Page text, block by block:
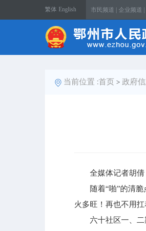
繁体 English 市民频道 | 企业频道 |
当前位置 :首页 > 政府
全媒体记者胡倩
随着“啪”的清脆点
火多旺！再也不用
六十社区一、二期